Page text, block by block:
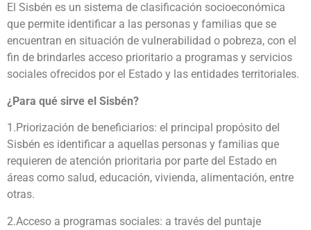
El Sisbén es un sistema de clasificación socioeconómica
que permite identificar a las personas y familias que se
encuentran en situación de vulnerabilidad o pobreza, con el
fin de brindarles acceso prioritario a programas y servicios
sociales ofrecidos por el Estado y las entidades territoriales.
¿Para qué sirve el Sisbén?
1.Priorización de beneficiarios: el principal propósito del
Sisbén es identificar a aquellas personas y familias que
requieren de atención prioritaria por parte del Estado en
áreas como salud, educación, vivienda, alimentación, entre
otras.
2.Acceso a programas sociales: a través del puntaje